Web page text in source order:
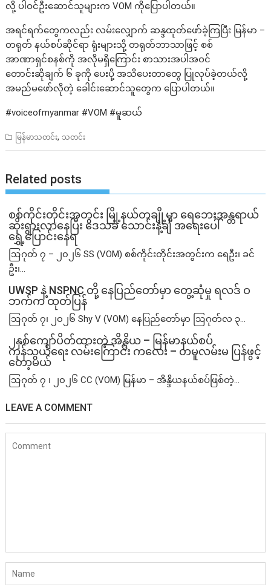
လို့ ပါဝင်ဦးဆောင်သူများက VOM ကိုပြောပါတယ်။
အရင်ရက်တွေကလည်း လမ်းလျှောက် ဆန္ဒထုတ်ဖော်ခဲ့ကြပြီး မြန်မာ –
တရုတ် နယ်စပ်ဆိုင်ရာ ရုံးများသို့ တရုတ်ဘာသာဖြင့် စစ်
အာဏာရှင်စနစ်ကို အလိုမရှိကြောင်း စာသားအပါအဝင်
တောင်းဆိုချက် ၆ ခုကို ပေးပို့ အသိပေးတာတွေ ပြုလုပ်ခဲ့တယ်လို့
အမည်မဖော်လိုတဲ့ ခေါင်းဆောင်သူတွေက ပြောပါတယ်။
#voiceofmyanmar #VOM #မူဆယ်
မြန်မာသတင်း, သတင်း
Related posts
စစ်ကိုင်းတိုင်းအတွင်း မြို့နယ်တချို့မှာ ရေဘေးအန္တရာယ်
ဆိုးရွားလာနေပြီး ဒေသခံ သောင်းနဲ့ချီ အရေးပေါ်
ရွှေ့ပြောင်းနေရ
ဩဂုတ် ၇ – ၂၀၂၆ SS (VOM) စစ်ကိုင်းတိုင်းအတွင်းက ရေဦး၊ ခင်
ဦး၊...
UWSP နဲ့ NSPNC တို့ နေပြည်တော်မှာ တွေ့ဆုံမှု ရလဒ် ဝ
ဘက်က ထုတ်ပြန်
ဩဂုတ် ၇၊ ၂၀၂၆ Shy V (VOM) နေပြည်တော်မှာ ဩဂုတ်လ ၃...
၂နှစ်​ကျော်ပိတ်ထားတဲ့ အိန္ဒိယ – မြန်မာနယ်စပ်
ကုန်သွယ်ရေး လမ်းကြောင်း ကလေး – တမူလမ်းမ ပြန်ဖွင့်
တော့မယ်
ဩဂုတ် ၇ ၊ ၂၀၂၆ CC (VOM) မြန်မာ – အိန္ဒိယနယ်စပ်ဖြစ်တဲ့...
LEAVE A COMMENT